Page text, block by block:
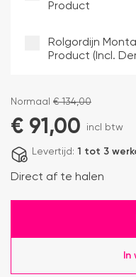
Product
Rolgordijn
Product (incl.
Normaal €134,00
€ 91,00 incl btw
Levertijd: 1 tot 3
Direct af te halen
In